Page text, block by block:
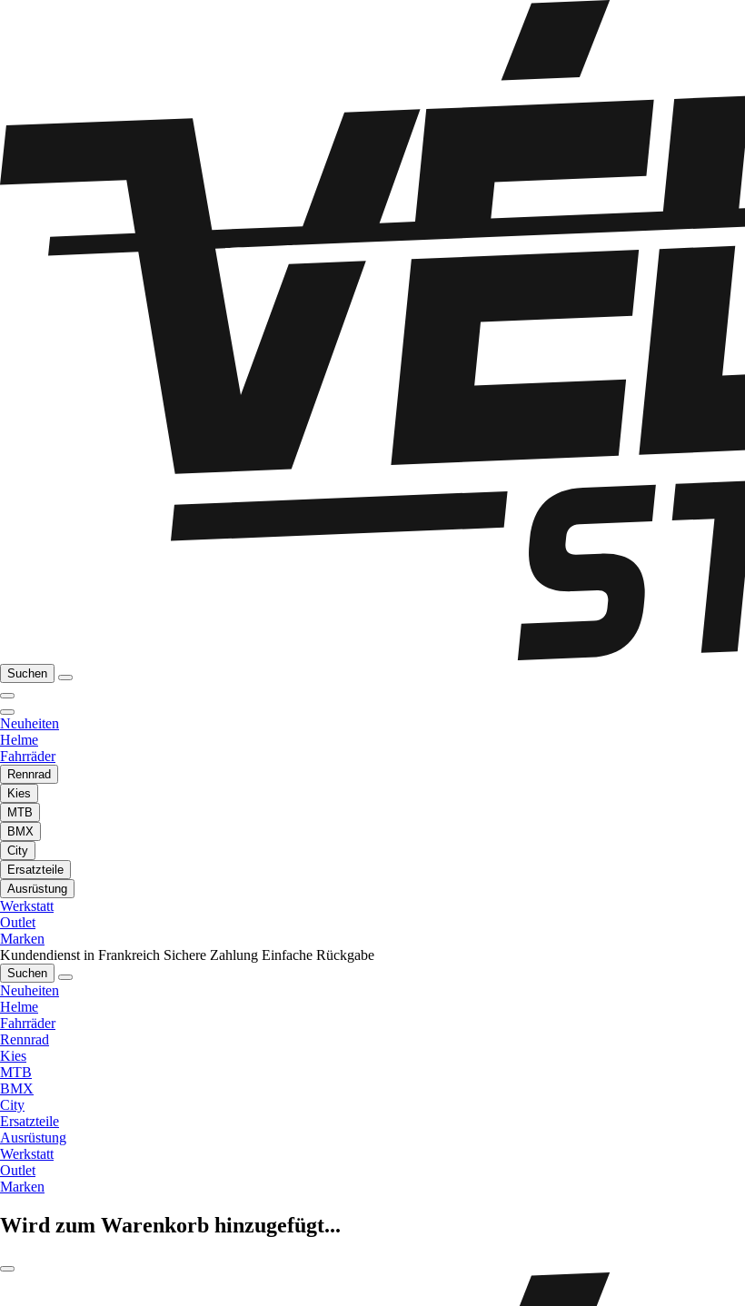
Suchen
Neuheiten
Helme
Fahrräder
Rennrad
Kies
MTB
BMX
City
Ersatzteile
Ausrüstung
Werkstatt
Outlet
Marken
Kundendienst in Frankreich Sichere Zahlung Einfache Rückgabe
Suchen
Neuheiten
Helme
Fahrräder
Rennrad
Kies
MTB
BMX
City
Ersatzteile
Ausrüstung
Werkstatt
Outlet
Marken
Wird zum Warenkorb hinzugefügt...